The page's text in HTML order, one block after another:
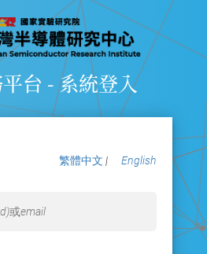
台 - 系統登入
繁體中文 | English